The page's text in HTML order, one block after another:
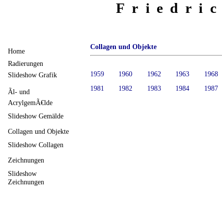
Collagen und Objekte
1959 1960 1962 1963
1968
1981
1982 1983 1984 1987
Home
Radierungen
Slideshow Grafik
Ãl- und
AcrylgemÃ€lde
Slideshow Gemälde
Collagen und Objekte
Slideshow Collagen
Zeichnungen
Slideshow
Zeichnungen